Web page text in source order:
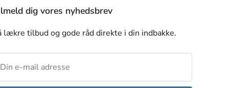
dig vores nyhedsbrev
lækre tilbud og gode råd direkte i din indbakke.